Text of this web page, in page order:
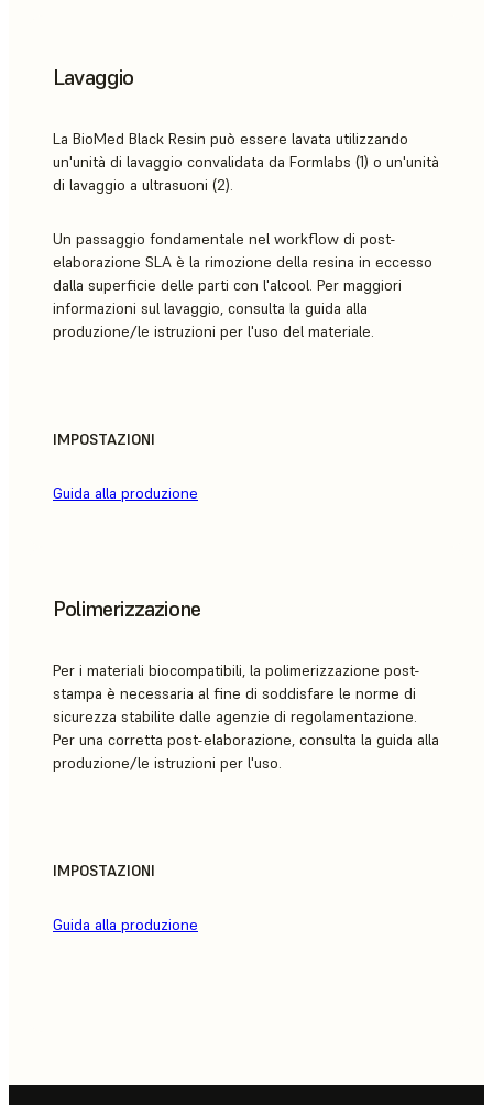
Lavaggio
La BioMed Black Resin può essere lavata utilizzando
un'unità di lavaggio convalidata da Formlabs (1) o un'unità
di lavaggio a ultrasuoni (2).
Un passaggio fondamentale nel workflow di post-
elaborazione SLA è la rimozione della resina in eccesso
dalla superficie delle parti con l'alcool. Per maggiori
informazioni sul lavaggio, consulta la guida alla
produzione/le istruzioni per l'uso del materiale.
IMPOSTAZIONI
Guida alla produzione
Polimerizzazione
Per i materiali biocompatibili, la polimerizzazione post-
stampa è necessaria al fine di soddisfare le norme di
sicurezza stabilite dalle agenzie di regolamentazione.
Per una corretta post-elaborazione, consulta la guida alla
produzione/le istruzioni per l'uso.
IMPOSTAZIONI
Guida alla produzione